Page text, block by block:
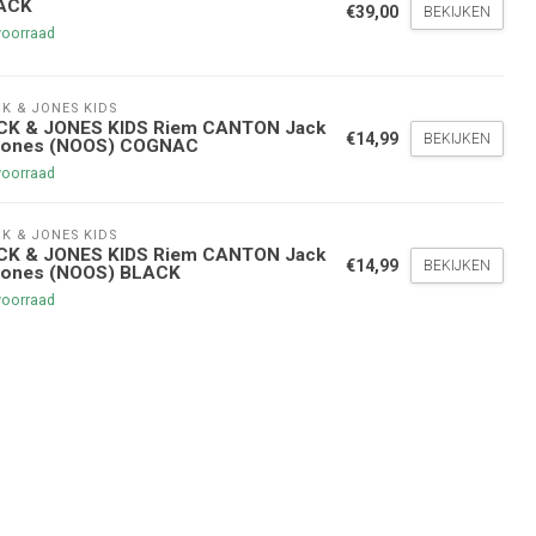
€39,00 BEKIJKEN
& JONES KIDS
& JONES KIDS Riem CANTON Jack
(NOOS) COGNAC
€14,99 BEKIJKEN
& JONES KIDS
& JONES KIDS Riem CANTON Jack
(NOOS) BLACK
€14,99 BEKIJKEN
bestelling
te blijven over onze